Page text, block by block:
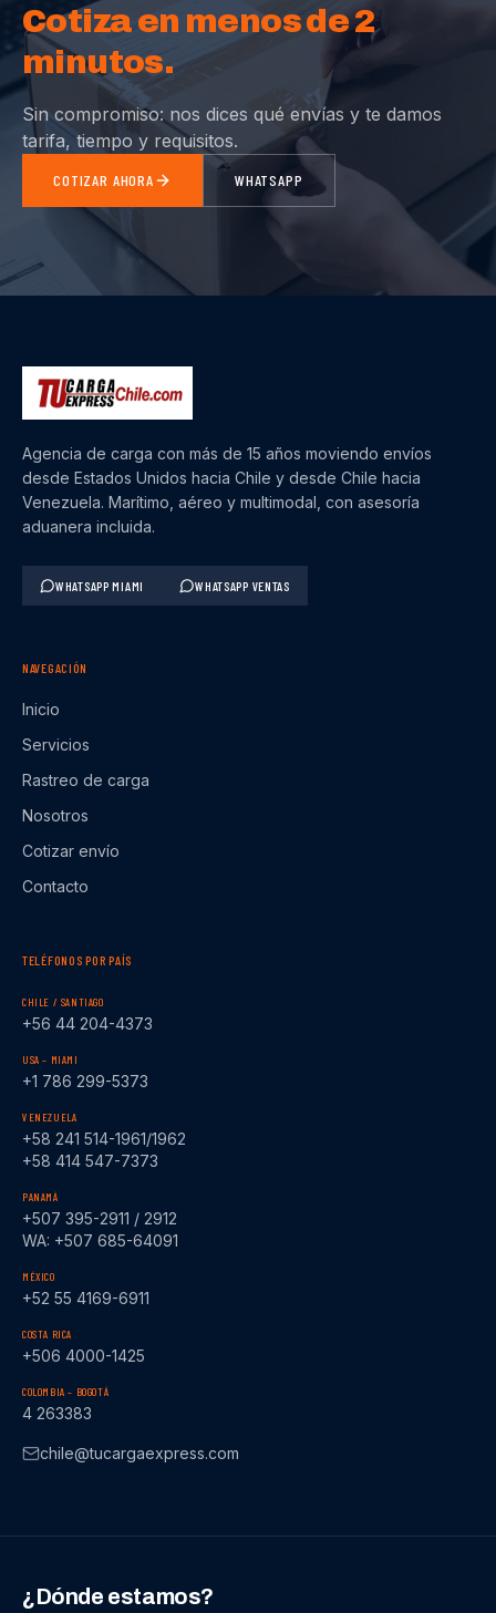
Cotiza en menos de 2
minutos.
Sin compromiso: nos dices qué envías y te damos
tarifa, tiempo y requisitos.
COTIZAR AHORA WHATSAPP
Agencia de carga con más de 15 años moviendo envíos
desde Estados Unidos hacia Chile y desde Chile hacia
Venezuela. Marítimo, aéreo y multimodal, con asesoría
aduanera incluida.
WHATSAPP MIAMI WHATSAPP VENTAS
NAVEGACIÓN
Inicio
Servicios
Rastreo de carga
Nosotros
Cotizar envío
Contacto
TELÉFONOS POR PAÍS
CHILE / SANTIAGO
+56 44 204-4373
USA – MIAMI
+1 786 299-5373
VENEZUELA
+58 241 514-1961/1962
+58 414 547-7373
PANAMÁ
+507 395-2911 / 2912
WA: +507 685-64091
MÉXICO
+52 55 4169-6911
COSTA RICA
+506 4000-1425
COLOMBIA – BOGOTÁ
4 263383
chile@tucargaexpress.com
¿Dónde estamos?